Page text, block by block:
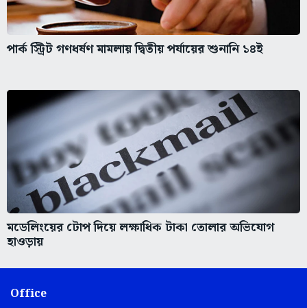
পার্ক স্ট্রিট গণধর্ষণ মামলায় দ্বিতীয় পর্যায়ের শুনানি ১৪ই
মডেলিংয়ের টোপ দিয়ে লক্ষাধিক টাকা তোলার অভিযোগ
হাওড়ায়
Office